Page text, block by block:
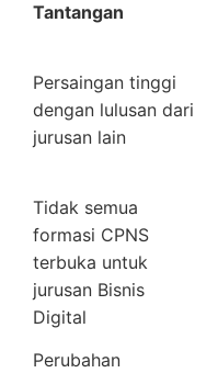
Tantangan
Persaingan tinggi
dengan lulusan dari
jurusan lain
Tidak semua
formasi CPNS
terbuka untuk
jurusan Bisnis
Digital
Perubahan